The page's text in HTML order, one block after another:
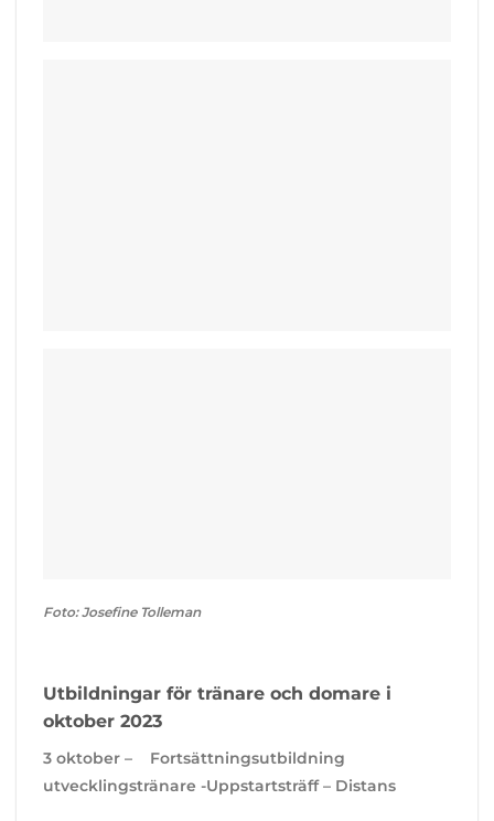
Foto: Josefine Tolleman
Utbildningar för tränare och domare i
oktober 2023
3 oktober – Fortsättningsutbildning
utvecklingstränare -Uppstartsträff – Distans